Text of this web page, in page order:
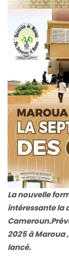
La nouvelle
intéressante la
2025 à Maroua
lancé.